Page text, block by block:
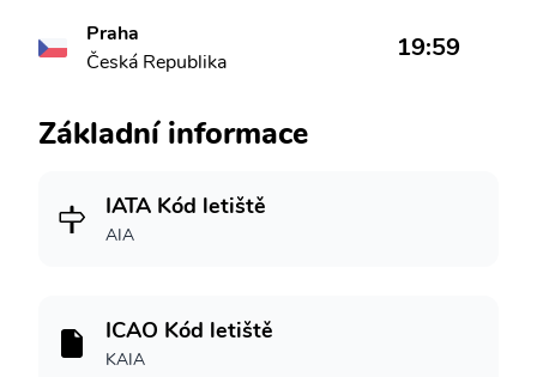
Praha
Česká Republika
19:59
Základní informace
IATA Kód letiště
AIA
ICAO Kód letiště
KAIA